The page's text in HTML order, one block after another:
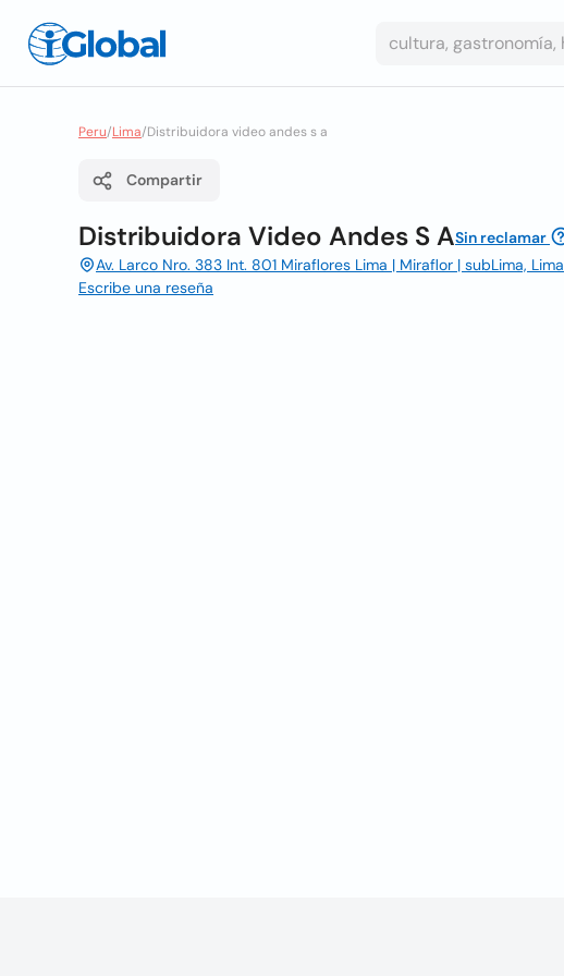
Peru/Lima/Distribuidora video andes s a
Compartir
Distribuidora Video Andes S ASin reclamar
Av. Larco Nro. 383 Int. 801 Miraflores Lima | Miraflor | subLima, Lima
Escribe una reseña